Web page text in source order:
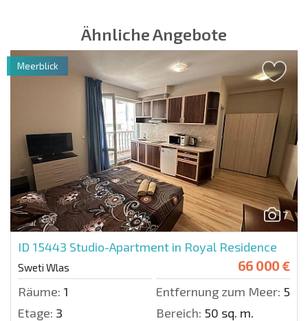
Ähnliche Angebote
7
ID 15443 Studio-Apartment in Royal Residence
Sweti Wlas 66 000 €
Räume: 1 Entfernung zum Meer: 500
Etage: 3 Bereich: 50 sq. m.
Meerblick